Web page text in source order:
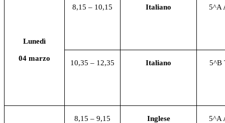
Lunedì
04 marzo
8,15 – 10,15 Italiano 5^A
10,35 – 12,35 Italiano 5^B
8,15 – 9,15 Inglese 5^A